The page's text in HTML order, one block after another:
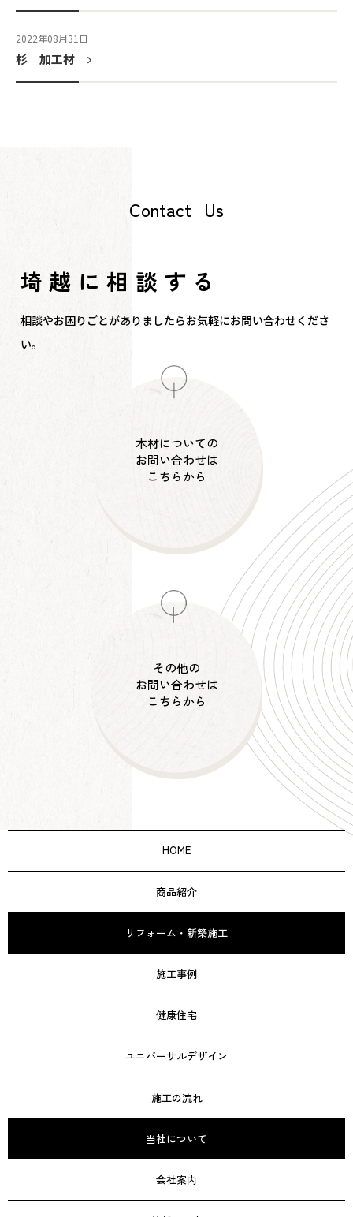
2022年08月31日
杉 加工材
Contact Us
埼越に相談する
相談やお困りごとがありましたらお気軽にお問い合わせくださ
い。
木材についての
お問い合わせは
こちらから
その他の
お問い合わせは
こちらから
HOME
商品紹介
リフォーム・新築施工
施工事例
健康住宅
ユニバーサルデザイン
施工の流れ
当社について
会社案内